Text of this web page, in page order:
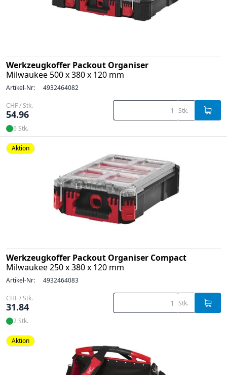
Werkzeugkoffer Packout Organiser
Milwaukee 500 x 380 x 120 mm
Artikel-Nr: 4932464082
CHF / Stk.
54.96 Stk.
6 Stk.
Aktion
Werkzeugkoffer Packout Organiser Compact
Milwaukee 250 x 380 x 120 mm
Artikel-Nr: 4932464083
CHF / Stk.
31.84 Stk.
2 Stk.
Aktion